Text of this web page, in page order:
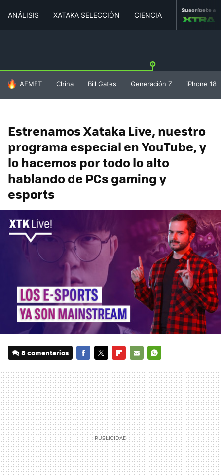
ANÁLISIS XATAKA SELECCIÓN CIENCIA MOVILIDAD
Suscríbete a
HOY SE HABLA DE
AEMET China Bill Gates Generación Z iPhone 18
Estrenamos Xataka Live, nuestro
programa especial en YouTube, y
lo hacemos por todo lo alto
hablando de PCs gaming y
esports
8 comentarios
MAIL